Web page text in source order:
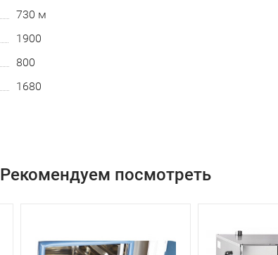
730 м
1900
800
1680
Рекомендуем посмотреть